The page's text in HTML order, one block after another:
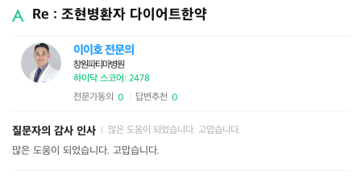
Re : 조현병환자 다이어트한약
이이호 전문의
창원파티마병원
하이닥 스코어: 2478
전문가동의 0 답변추천 0
질문자의 감사 인사 많은 도움이 되었습니다. 고맙습니다.
많은 도움이 되었습니다. 고맙습니다.